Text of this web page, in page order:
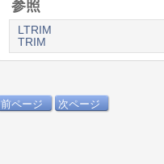
参照
LTRIM
TRIM
前ページ 次ページ